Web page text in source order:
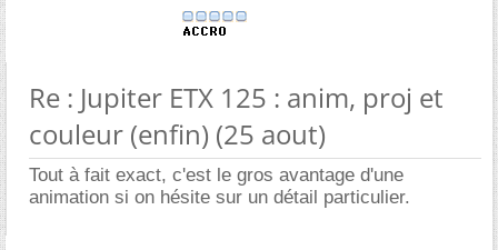
Re : Jupiter ETX 125 : anim, proj et
couleur (enfin) (25 aout)
Tout à fait exact, c'est le gros avantage d'une
animation si on hésite sur un détail particulier.